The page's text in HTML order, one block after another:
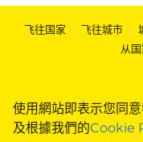
使用網站即表示您同
及根據我們的Cookie
飞往国家 | 飞往城市 |
从